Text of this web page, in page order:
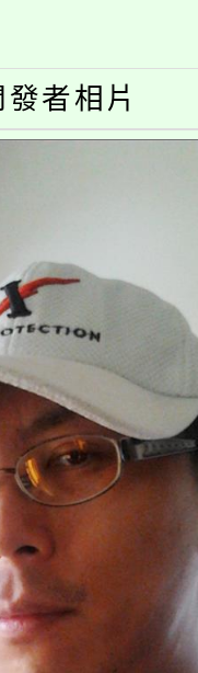
住民語歌
年度第
甄選結果
年度第
甄選結果(
大學推廣
通分析基
輔導中心
導、社會
參加。
發者相片